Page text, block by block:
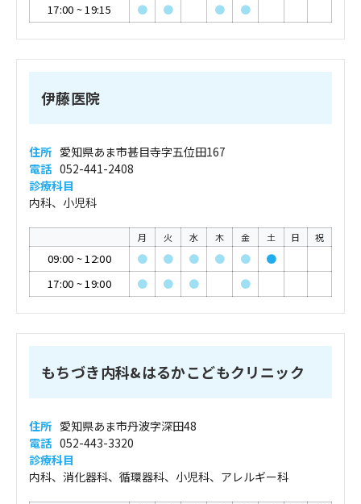
17:00 ~19:15 ● ● ● ●
伊藤医院
住所 愛知県あま市甚目寺字五位田167
電話 052-441-2408
診療科目
内科、小児科
月 火 水 木 金 土 日 祝
09:00 ~12:00 ● ● ● ● ●
●
17:00 ~19:00 ● ● ● ●
もちづき内科&はるかこどもクリニック
住所 愛知県あま市丹波字深田48
電話 052-443-3320
診療科目
内科、消化器科、循環器科、小児科、アレルギー科